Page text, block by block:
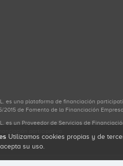
es una plataforma de financiación
2015 de Fomento de la Financiación
es un Proveedor de Servicios de
Utilizamos cookies propias y de
su uso.